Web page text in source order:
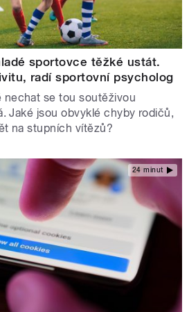
sportovce těžké ustát.
radí sportovní psycholog
nechat se tou soutěživou
Jaké jsou obvyklé chyby rodičů,
na stupních vítězů?
24 minut